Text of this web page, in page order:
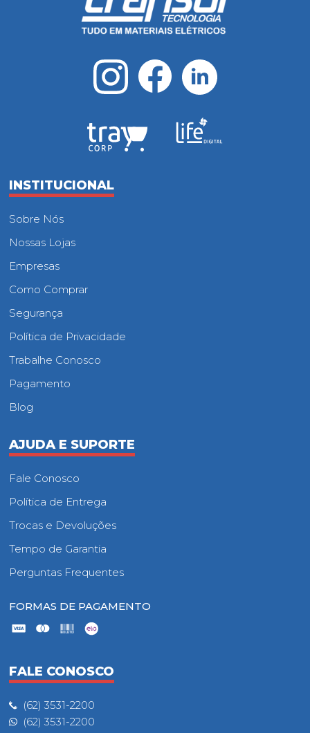
INSTITUCIONAL
Sobre Nós
Nossas Lojas
Empresas
Como Comprar
Segurança
Política de Privacidade
Trabalhe Conosco
Pagamento
Blog
AJUDA E SUPORTE
Fale Conosco
Política de Entrega
Trocas e Devoluções
Tempo de Garantia
Perguntas Frequentes
FORMAS DE PAGAMENTO
FALE CONOSCO
(62) 3531-2200
(62) 3531-2200